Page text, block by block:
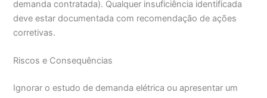
demanda contratada). Qualquer insuficiência identificada
deve estar documentada com recomendação de ações
corretivas.
Riscos e Consequências
Ignorar o estudo de demanda elétrica ou apresentar um